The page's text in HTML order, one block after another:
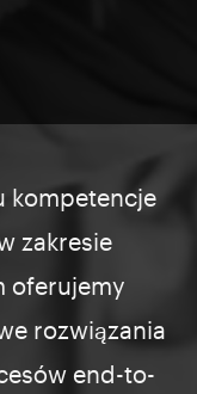
kompetencje
zakresie
oferujemy
rozwiązania
end-to-